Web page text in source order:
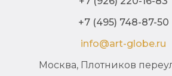
+7 (495) 748-87-50
info@art-globe.ru
Москва, Плотников